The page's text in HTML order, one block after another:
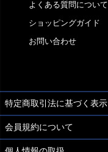
よくある質問について
ショッピングガイド
お問い合わせ
特定商取引法に基づく表示
会員規約について